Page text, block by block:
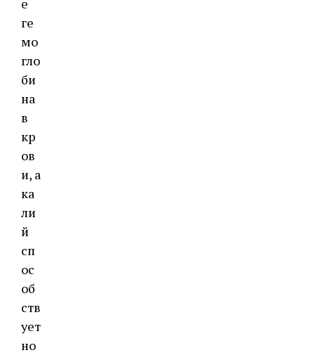
е
ге
мо
гло
би
на
в
кр
ов
и, а
ка
ли
й
сп
ос
об
ств
ует
но